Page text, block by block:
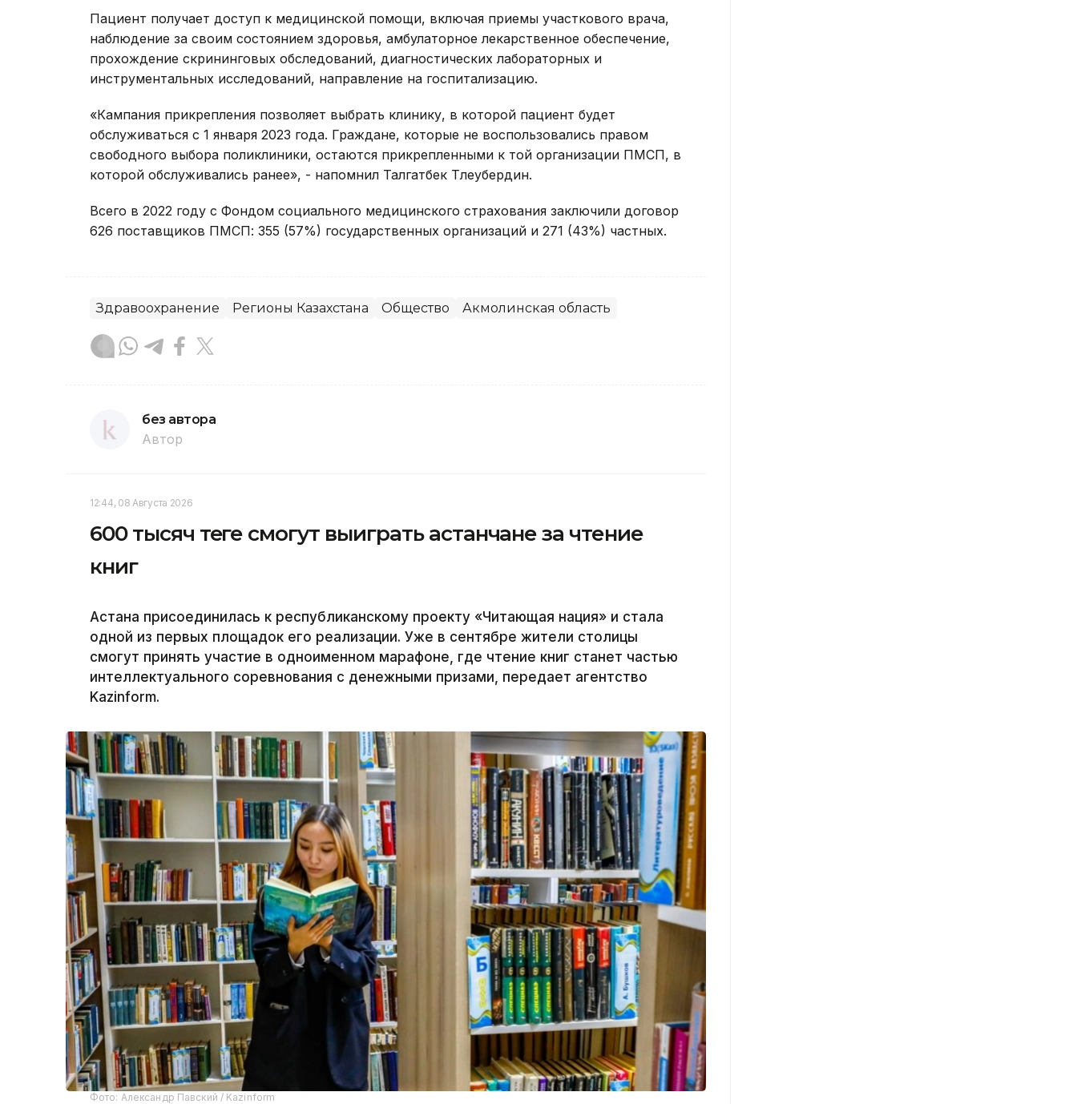
Пациент получает доступ к медицинской помощи, включая приемы участкового врача,
наблюдение за своим состоянием здоровья, амбулаторное лекарственное обеспечение,
прохождение скрининговых обследований, диагностических лабораторных и
инструментальных исследований, направление на госпитализацию.
«Кампания прикрепления позволяет выбрать клинику, в которой пациент будет
обслуживаться с 1 января 2023 года. Граждане, которые не воспользовались правом
свободного выбора поликлиники, остаются прикрепленными к той организации ПМСП, в
которой обслуживались ранее», - напомнил Талгатбек Тлеубердин.
Всего в 2022 году с Фондом социального медицинского страхования заключили договор
626 поставщиков ПМСП: 355 (57%) государственных организаций и 271 (43%) частных.
Здравоохранение Регионы Казахстана Общество Акмолинская область
без автора
Автор
12:44, 08 Августа 2026
600 тысяч теңге смогут выиграть астанчане за чтение
книг
Астана присоединилась к республиканскому проекту «Читающая нация» и стала
одной из первых площадок его реализации. Уже в сентябре жители столицы
смогут принять участие в одноименном марафоне, где чтение книг станет частью
интеллектуального соревнования с денежными призами, передает агентство
Kazinform.
Фото: Александр Павский / Kazinform